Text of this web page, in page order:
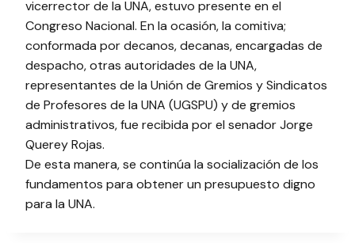
vicerrector de la UNA, estuvo presente en el
Congreso Nacional. En la ocasión, la comitiva;
conformada por decanos, decanas, encargadas de
despacho, otras autoridades de la UNA,
representantes de la Unión de Gremios y Sindicatos
de Profesores de la UNA (UGSPU) y de gremios
administrativos, fue recibida por el senador Jorge
Querey Rojas.
De esta manera, se continúa la socialización de los
fundamentos para obtener un presupuesto digno
para la UNA.